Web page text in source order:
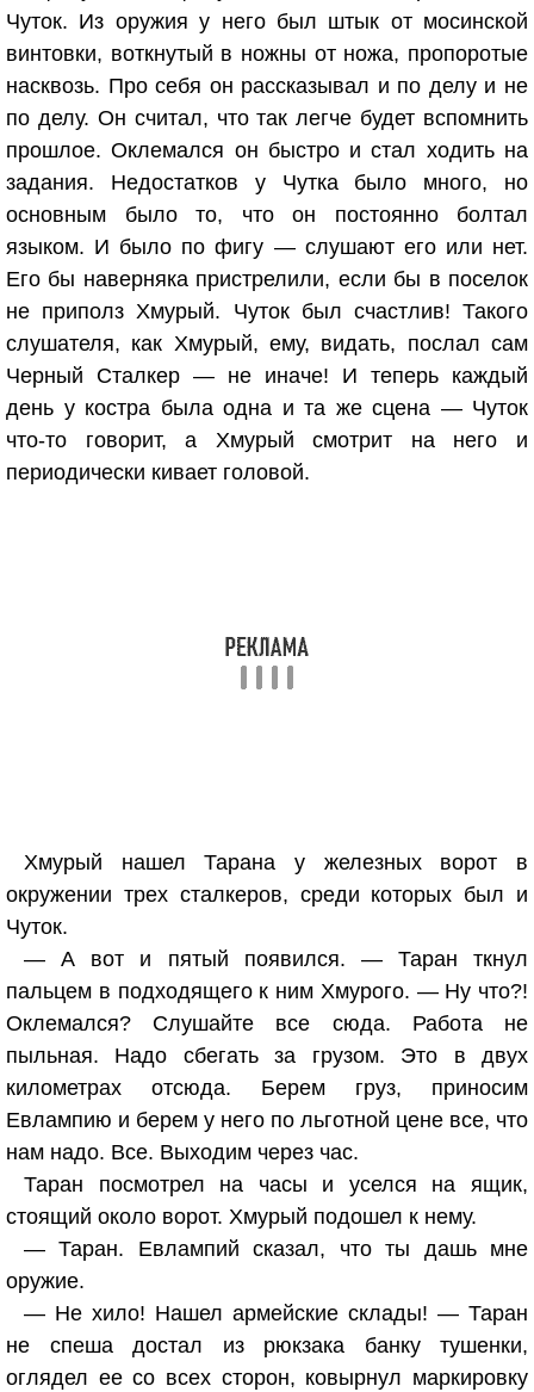
Чуток. Из оружия у него был штык от мосинской
винтовки, воткнутый в ножны от ножа, пропоротые
насквозь. Про себя он рассказывал и по делу и не
по делу. Он считал, что так легче будет вспомнить
прошлое. Оклемался он быстро и стал ходить на
задания. Недостатков у Чутка было много, но
основным было то, что он постоянно болтал
языком. И было по фигу — слушают его или нет.
Его бы наверняка пристрелили, если бы в поселок
не приполз Хмурый. Чуток был счастлив! Такого
слушателя, как Хмурый, ему, видать, послал сам
Черный Сталкер — не иначе! И теперь каждый
день у костра была одна и та же сцена — Чуток
что-то говорит, а Хмурый смотрит на него и
периодически кивает головой.
Хмурый нашел Тарана у железных ворот в
окружении трех сталкеров, среди которых был и
Чуток.
— А вот и пятый появился. — Таран ткнул
пальцем в подходящего к ним Хмурого. — Ну что?!
Оклемался? Слушайте все сюда. Работа не
пыльная. Надо сбегать за грузом. Это в двух
километрах отсюда. Берем груз, приносим
Евлампию и берем у него по льготной цене все, что
нам надо. Все. Выходим через час.
Таран посмотрел на часы и уселся на ящик,
стоящий около ворот. Хмурый подошел к нему.
— Таран. Евлампий сказал, что ты дашь мне
оружие.
— Не хило! Нашел армейские склады! — Таран
не спеша достал из рюкзака банку тушенки,
оглядел ее со всех сторон, ковырнул маркировку